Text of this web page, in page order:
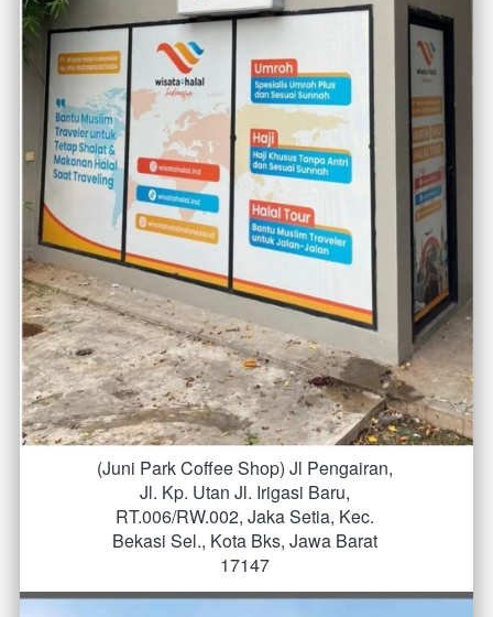
(Juni Park Coffee Shop) Jl Pengairan,
Jl. Kp. Utan Jl. Irigasi Baru,
RT.006/RW.002, Jaka Setia, Kec.
Bekasi Sel., Kota Bks, Jawa Barat
17147